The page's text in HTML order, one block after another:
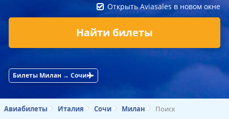
Открыть Aviasales в новом окне
Найти билеты
Билеты Милан → Сочи
Авиабилеты Италия Сочи Милан Поиск